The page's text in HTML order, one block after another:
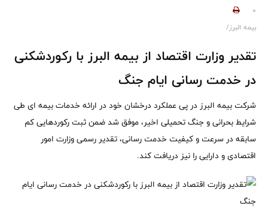
0
بیمه البرز/
تقدیر وزارت اقتصاد از بیمه البرز با رکوردشکنی
در خدمت رسانی ایام جنگ
شرکت بیمه البرز در پی عملکرد درخشان خود در ارائه خدمات بیمه ای طی
شرایط بحرانی و جنگ تحمیلی اخیر، موفق شد ضمن ثبت رکوردهایی کم
سابقه در سرعت و کیفیت خدمت رسانی، تقدیر رسمی وزارت امور
اقتصادی و دارایی را نیز دریافت کند.